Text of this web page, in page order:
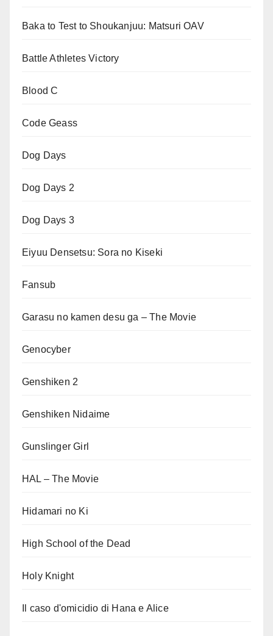
Baka to Test to Shoukanjuu: Matsuri OAV
Battle Athletes Victory
Blood C
Code Geass
Dog Days
Dog Days 2
Dog Days 3
Eiyuu Densetsu: Sora no Kiseki
Fansub
Garasu no kamen desu ga – The Movie
Genocyber
Genshiken 2
Genshiken Nidaime
Gunslinger Girl
HAL – The Movie
Hidamari no Ki
High School of the Dead
Holy Knight
Il caso d'omicidio di Hana e Alice